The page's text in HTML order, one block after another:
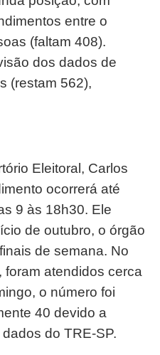
entre o
(faltam 408).
dos dados de
(restam 562),
Eleitoral, Carlos
ocorrerá até
9 às 18h30. Ele
de outubro, o órgão
de semana. No
foram atendidos cerca
o número foi
40 devido a
do TRE-SP.